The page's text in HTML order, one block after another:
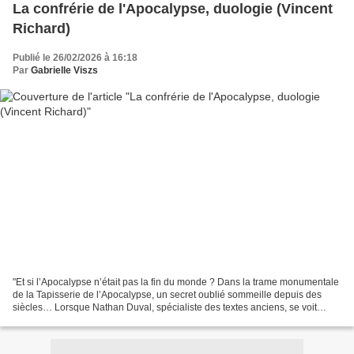
La confrérie de l'Apocalypse, duologie (Vincent
Richard)
Publié le 26/02/2026 à 16:18
Par Gabrielle Viszs
"Et si l’Apocalypse n’était pas la fin du monde ? Dans la trame monumentale
de la Tapisserie de l’Apocalypse, un secret oublié sommeille depuis des
siècles… Lorsque Nathan Duval, spécialiste des textes anciens, se voit